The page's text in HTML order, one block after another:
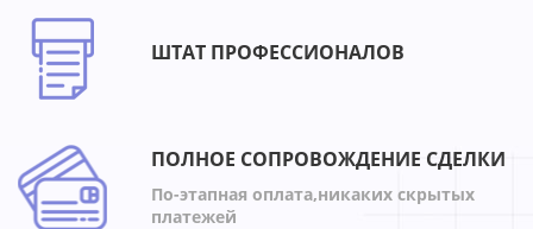
ШТАТ ПРОФЕССИОНАЛОВ
ПОЛНОЕ СОПРОВОЖДЕНИЕ СДЕЛКИ
По-этапная оплата,никаких скрытых
платежей